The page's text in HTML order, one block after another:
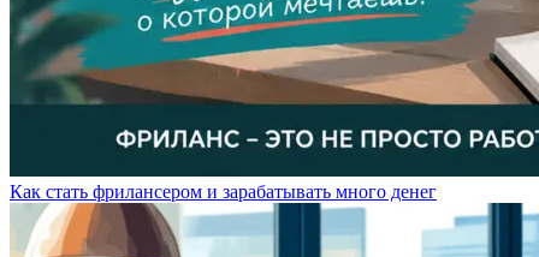
Как стать фрилансером и зарабатывать много денег